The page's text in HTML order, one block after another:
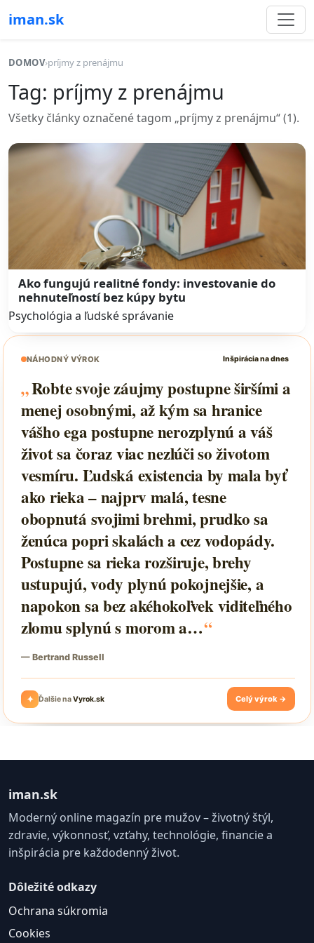
iman.sk
DOMOV›príjmy z prenájmu
Tag: príjmy z prenájmu
Všetky články označené tagom „príjmy z prenájmu“ (1).
Ako fungujú realitné fondy: investovanie do
nehnuteľností bez kúpy bytu
Psychológia a ľudské správanie
iman.sk
Moderný online magazín pre mužov – životný štýl,
zdravie, výkonnosť, vzťahy, technológie, financie a
inšpirácia pre každodenný život.
Dôležité odkazy
Ochrana súkromia
Cookies